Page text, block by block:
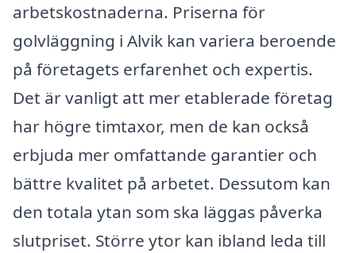
arbetskostnaderna. Priserna för
golvläggning i Alvik kan variera beroende
på företagets erfarenhet och expertis.
Det är vanligt att mer etablerade företag
har högre timtaxor, men de kan också
erbjuda mer omfattande garantier och
bättre kvalitet på arbetet. Dessutom kan
den totala ytan som ska läggas påverka
slutpriset. Större ytor kan ibland leda till